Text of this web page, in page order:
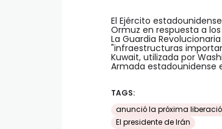
El Ejército
Ormuz en respuesta a
La Guardia
"infraestructuras
Kuwait, utilizada por
Armada estadounidense
TAGS:
anunció la próxima
El presidente de Irán